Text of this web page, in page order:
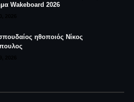
Wakeboard 2026
ηθοποιός Νίκος